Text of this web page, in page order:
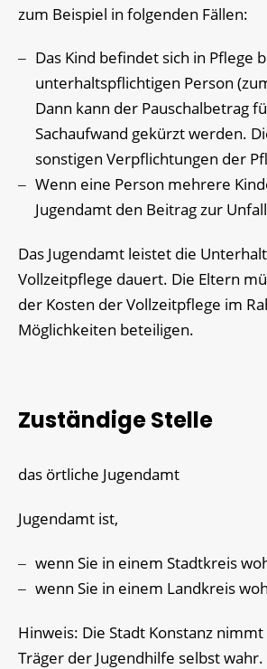
zum Beispiel in folgenden Fällen:
Das Kind befindet sich in Pflege
unterhaltspflichtigen Person
Dann kann der Pauschalbetrag
Sachaufwand gekürzt werden.
sonstigen Verpflichtungen der
Wenn eine Person mehrere
Jugendamt den Beitrag zur
Das Jugendamt leistet die
Vollzeitpflege dauert. Die Eltern
der Kosten der Vollzeitpflege im
Möglichkeiten beteiligen.
Zuständige Stelle
das örtliche Jugendamt
Jugendamt ist,
wenn Sie in einem Stadtkreis
wenn Sie in einem Landkreis
Hinweis: Die Stadt Konstanz
Träger der Jugendhilfe selbst